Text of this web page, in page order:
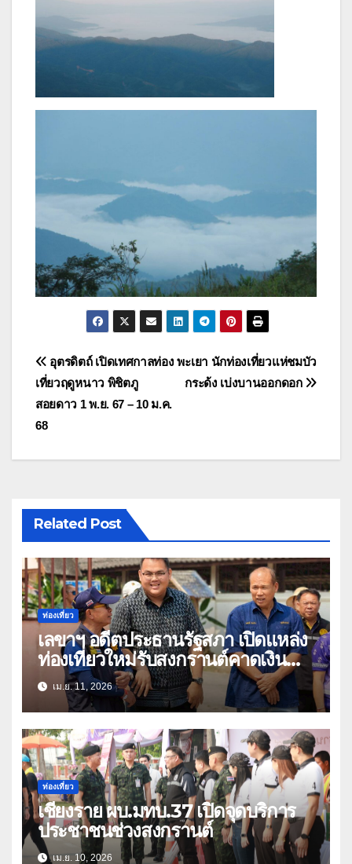
แนะแนว
เรื่อง
พะเยา นักท่องเที่ยวแห่ชมบัว
กระด้ง เบ่งบานออกดอก
อุตรดิตถ์ เปิดเทศกาลท่อง
เที่ยวฤดูหนาว พิชิตภู
สอยดาว 1 พ.ย. 67 – 10 ม.ค.
68
Related Post
ท่องเที่ยว
เลขาฯ อดีตประธานรัฐสภา เปิดแหล่ง
ท่องเที่ยวใหม่รับสงกรานต์คาดเงิน
สะพัดหลายล้าน
เม.ย. 11, 2026
ท่องเที่ยว
เชียงราย ผบ.มทบ.37 เปิดจุดบริการ
ประชาชนช่วงสงกรานต์
เม.ย. 10, 2026